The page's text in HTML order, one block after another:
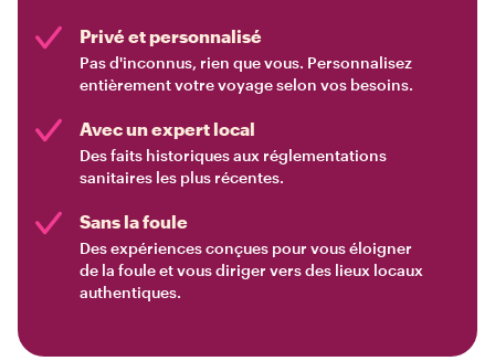
Privé et personnalisé
Pas d'inconnus, rien que vous. Personnalisez
entièrement votre voyage selon vos besoins.
Avec un expert local
Des faits historiques aux réglementations
sanitaires les plus récentes.
Sans la foule
Des expériences conçues pour vous éloigner
de la foule et vous diriger vers des lieux locaux
authentiques.